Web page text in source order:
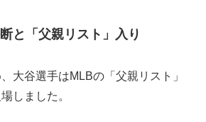
と「父親リスト」入り
大谷選手はMLBの「父親リスト」
しました。